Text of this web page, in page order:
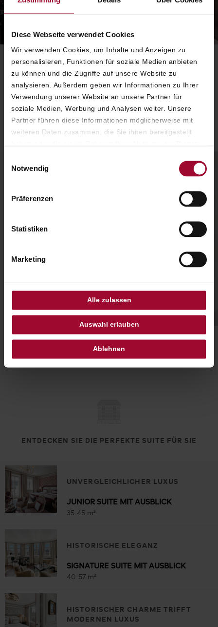
Diese Webseite verwendet Cookies
Wir verwenden Cookies, um Inhalte und Anzeigen zu
personalisieren, Funktionen für soziale Medien anbieten
zu können und die Zugriffe auf unsere Website zu
analysieren. Außerdem geben wir Informationen zu Ihrer
Verwendung unserer Website an unsere Partner für
soziale Medien, Werbung und Analysen weiter. Unsere
Partner führen diese Informationen möglicherweise mit
weiteren Daten zusammen, die Sie ihnen bereitgestellt
unsererDatenschutzerklärung
Notwendig
Präferenzen
Statistiken
Marketing
Alle zulassen
Auswahl erlauben
Ablehnen
EIN BESONDERES ZUHAUSE
FÜR GEMEINSAME
FAMILIENMOMENTE
ENTDECKEN SIE DIE PERFEKTE SUITE FÜR SIE
UNVERGLEICHLICHER LUXUS
JUNIOR SUITE MIT AUSBLICK
35-45 m²
HISTORISCHE ELEGANZ
SIGNATURE SUITE MIT AUSBLICK
40-57 m²
HISTORISCHER CHARME TRIFFT
MODERNEN LUXUS